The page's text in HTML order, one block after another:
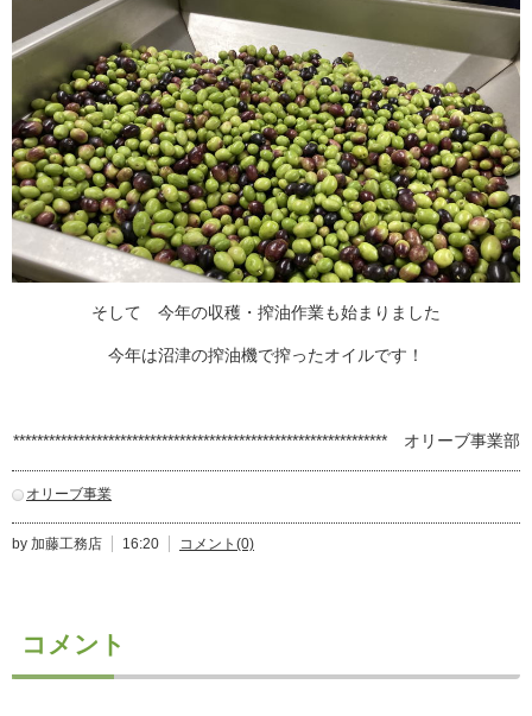
そして 今年の収穫・搾油作業も始まりました
今年は沼津の搾油機で搾ったオイルです！
*************************************************************** オリーブ事業部
オリーブ事業
by 加藤工務店 16:20 コメント(0)
コメント